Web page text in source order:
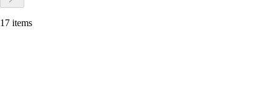
17 items